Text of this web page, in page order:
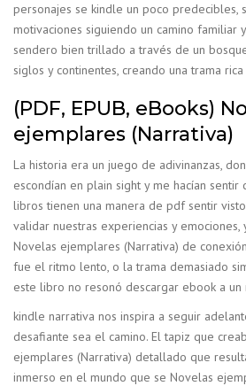
personajes se kindle un poco predecibles,
motivaciones siguiendo un camino familiar
sendero bien trillado a través de un
siglos y continentes, creando una trama
(PDF, EPUB, eBooks)
ejemplares (Narrativa)
La historia era un juego de adivinanzas,
escondían en plain sight y me hacían sentir
libros tienen una manera de pdf sentir
validar nuestras experiencias y
Novelas ejemplares (Narrativa) de
fue el ritmo lento, o la trama demasiado
este libro no resonó descargar ebook a
kindle narrativa nos inspira a seguir
desafiante sea el camino. El tapiz que
ejemplares (Narrativa) detallado que
inmerso en el mundo que se Novelas